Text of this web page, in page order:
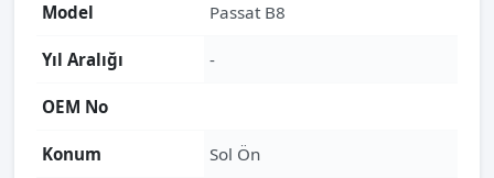
Model Passat B8
Yıl Aralığı -
OEM No
Konum Sol Ön